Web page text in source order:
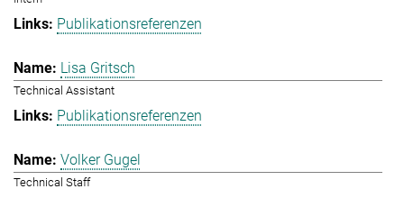
Publikationsreferenzen
Lisa Gritsch
Technical Assistant
Publikationsreferenzen
Volker Gugel
Technical Staff